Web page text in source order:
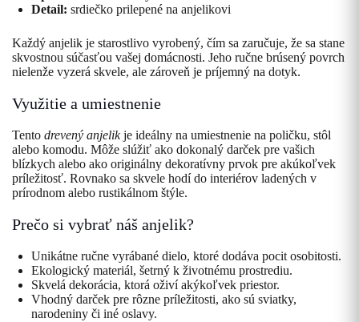
Detail: srdiečko prilepené na anjelikovi
Každý anjelik je starostlivo vyrobený, čím sa zaručuje, že sa stane
skvostnou súčasťou vašej domácnosti. Jeho ručne brúsený povrch
nielenže vyzerá skvele, ale zároveň je príjemný na dotyk.
Využitie a umiestnenie
Tento drevený anjelikje ideálny na umiestnenie na poličku, stôl
alebo komodu. Môže slúžiť ako dokonalý darček pre vašich
blízkych alebo ako originálny dekoratívny prvok pre akúkoľvek
príležitosť. Rovnako sa skvele hodí do interiérov ladených v
prírodnom alebo rustikálnom štýle.
Prečo si vybrať náš anjelik?
Unikátne ručne vyrábané dielo, ktoré dodáva pocit osobitosti.
Ekologický materiál, šetrný k životnému prostrediu.
Skvelá dekorácia, ktorá oživí akýkoľvek priestor.
Vhodný darček pre rôzne príležitosti, ako sú sviatky,
narodeniny či iné oslavy.